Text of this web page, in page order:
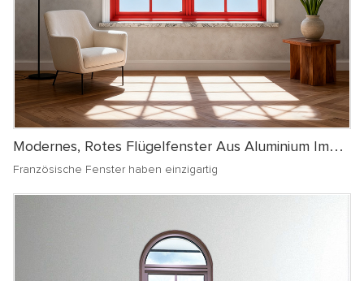
Modernes, Rotes Flügelfenster Aus Aluminium Im
Französischen Stil
Französische Fenster haben einzigartig